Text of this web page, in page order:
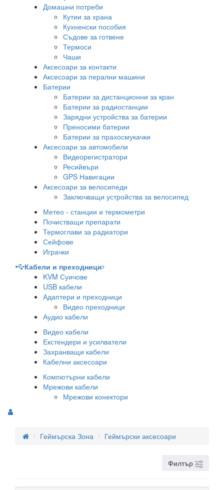
Домашни потреби
Кутии за храна
Кухненски пособия
Съдове за готвене
Термоси
Чаши
Аксесоари за контакти
Аксесоари за перални машини
Батерии
Батерии за дистанционни за кран
Батерии за радиостанции
Зарядни устройства за батерии
Преносими батерии
Батерии за прахосмукачки
Аксесоари за автомобили
Видеорегистратори
Ресийвъри
GPS Навигации
Аксесоари за велосипеди
Заключващи устройства за велосипед
Метео - станции и термометри
Почистващи препарати
Термоглави за радиатори
Сейфове
Играчки
Кабели и преходници
KVM Суичове
USB кабели
Адаптери и преходници
Видео преходници
Аудио кабели
Видео кабели
Екстендери и усилватели
Захранващи кабели
Кабелни аксесоари
Компютърни кабели
Мрежови кабели
Мрежови конектори
Геймърска Зона Геймърски аксесоари
Филтър